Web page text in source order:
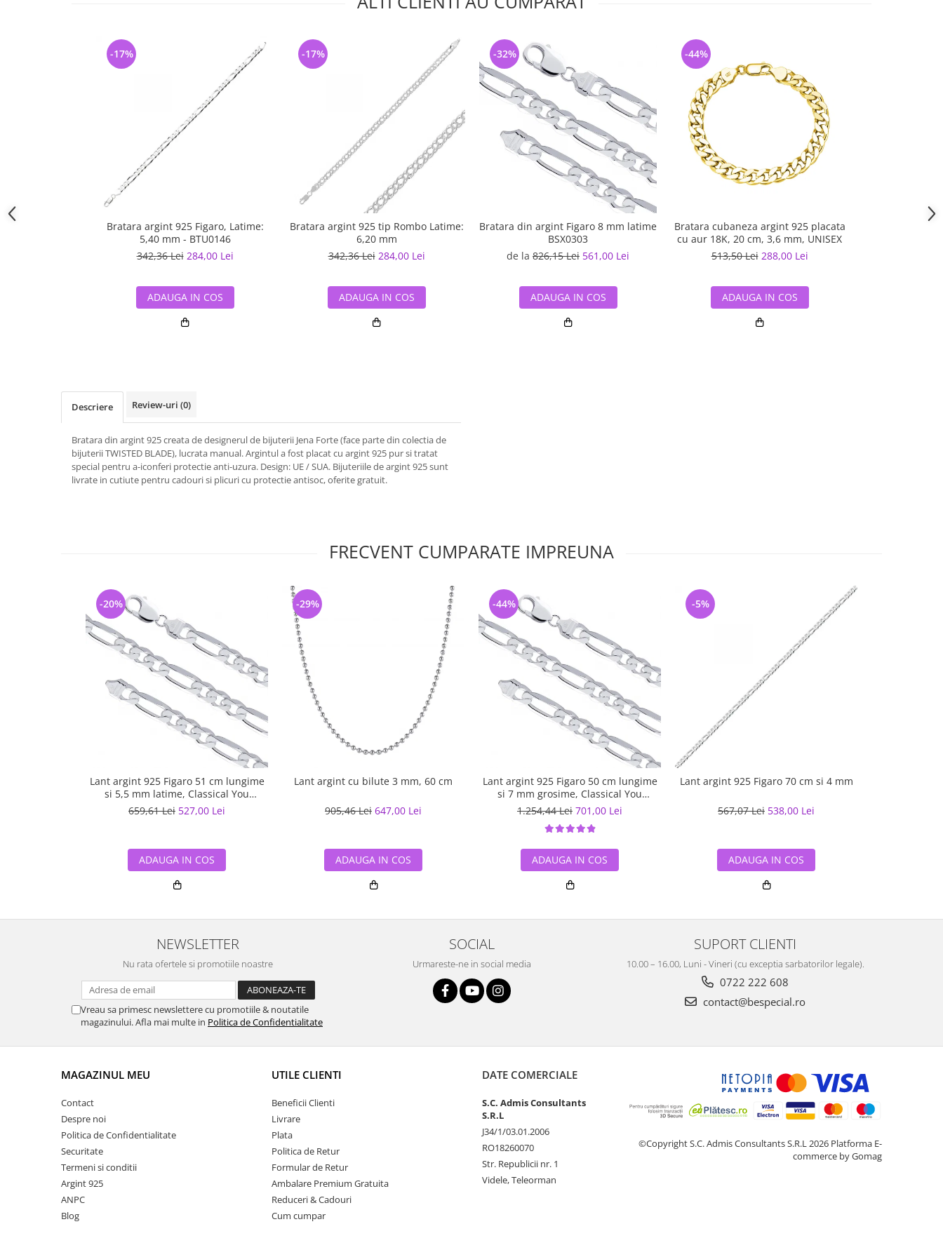
Bratara argint 925 Figaro, Latime:
5,40 mm - BTU0146
342,36 Lei 284,00 Lei
-17%
ADAUGA IN COS
Bratara argint 925 tip Rombo Latime:
6,20 mm
342,36 Lei 284,00 Lei
-17%
ADAUGA IN COS
Bratara din argint Figaro 8 mm latime
BSX0303
de la 826,15 Lei 561,00 Lei
-32%
ADAUGA IN COS
Bratara cubaneza argint 925 placata
cu aur 18K, 20 cm, 3,6 mm, UNISEX
513,50 Lei 288,00 Lei
-44%
ADAUGA IN COS
Descriere Review-uri (0)
Bratara din argint 925 creata de designerul de bijuterii Jena Forte (face parte din colectia de
bijuterii TWISTED BLADE), lucrata manual. Argintul a fost placat cu argint 925 pur si tratat
special pentru a-iconferi protectie anti-uzura. Design: UE / SUA. Bijuteriile de argint 925 sunt
livrate in cutiute pentru cadouri si plicuri cu protectie antisoc, oferite gratuit.
FRECVENT CUMPARATE IMPREUNA
Lant argint 925 Figaro 51 cm lungime
si 5,5 mm latime, Classical You
LSX0202
659,61 Lei 527,00 Lei
-20%
ADAUGA IN COS
Lant argint cu bilute 3 mm, 60 cm
905,46 Lei 647,00 Lei
-29%
ADAUGA IN COS
Lant argint 925 Figaro 50 cm lungime
si 7 mm grosime, Classical You
LSX0201
1.254,44 Lei 701,00 Lei
-44%
ADAUGA IN COS
Lant argint 925 Figaro 70 cm si 4 mm
567,07 Lei 538,00 Lei
-5%
ADAUGA IN COS
NEWSLETTER
Nu rata ofertele si promotiile noastre
Vreau sa primesc newslettere cu promotiile & noutatile
magazinului. Afla mai multe in Politica de Confidentialitate
SOCIAL
Urmareste-ne in social media
SUPORT CLIENTI
10.00 – 16.00, Luni - Vineri (cu exceptia sarbatorilor legale).
0722 222 608
contact@bespecial.ro
MAGAZINUL MEU
Contact
Despre noi
Politica de Confidentialitate
Securitate
Termeni si conditii
Argint 925
ANPC
Blog
UTILE CLIENTI
Beneficii Clienti
Livrare
Plata
Politica de Retur
Formular de Retur
Ambalare Premium Gratuita
Reduceri & Cadouri
Cum cumpar
DATE COMERCIALE
S.C. Admis Consultants
S.R.L
J34/1/03.01.2006
RO18260070
Str. Republicii nr. 1
Videle, Teleorman
©Copyright S.C. Admis Consultants S.R.L 2026 Platforma E-
commerce by Gomag